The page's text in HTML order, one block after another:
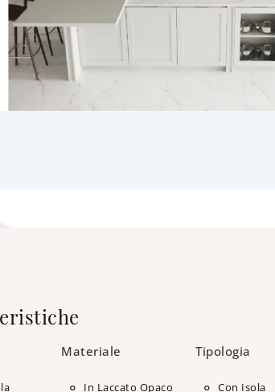
Materiale
In Laccato Opaco
Tipologia
Con Isola